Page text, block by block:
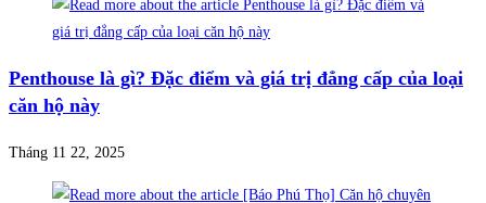
Penthouse là gì? Đặc điểm và giá trị đẳng cấp của loại
căn hộ này
Tháng 11 22, 2025